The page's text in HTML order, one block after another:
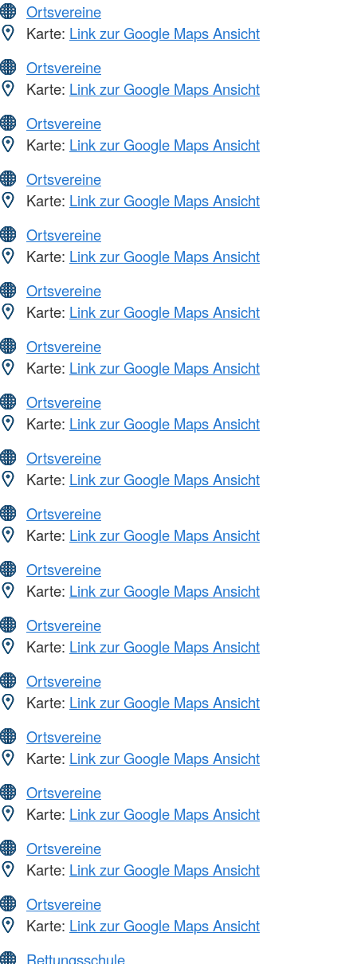
Ortsvereine
Karte: Link zur Google Maps Ansicht
Ortsvereine
Karte: Link zur Google Maps Ansicht
Ortsvereine
Karte: Link zur Google Maps Ansicht
Ortsvereine
Karte: Link zur Google Maps Ansicht
Ortsvereine
Karte: Link zur Google Maps Ansicht
Ortsvereine
Karte: Link zur Google Maps Ansicht
Ortsvereine
Karte: Link zur Google Maps Ansicht
Ortsvereine
Karte: Link zur Google Maps Ansicht
Ortsvereine
Karte: Link zur Google Maps Ansicht
Ortsvereine
Karte: Link zur Google Maps Ansicht
Ortsvereine
Karte: Link zur Google Maps Ansicht
Ortsvereine
Karte: Link zur Google Maps Ansicht
Ortsvereine
Karte: Link zur Google Maps Ansicht
Ortsvereine
Karte: Link zur Google Maps Ansicht
Ortsvereine
Karte: Link zur Google Maps Ansicht
Ortsvereine
Karte: Link zur Google Maps Ansicht
Ortsvereine
Karte: Link zur Google Maps Ansicht
Rettungsschule